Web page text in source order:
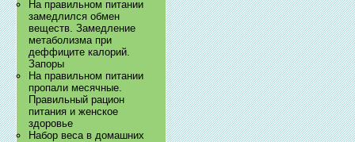
На правильном питании
замедлился обмен
веществ. Замедление
метаболизма при
деффиците калорий.
Запоры
На правильном питании
пропали месячные.
Правильный рацион
питания и женское
здоровье
Набор веса в домашних